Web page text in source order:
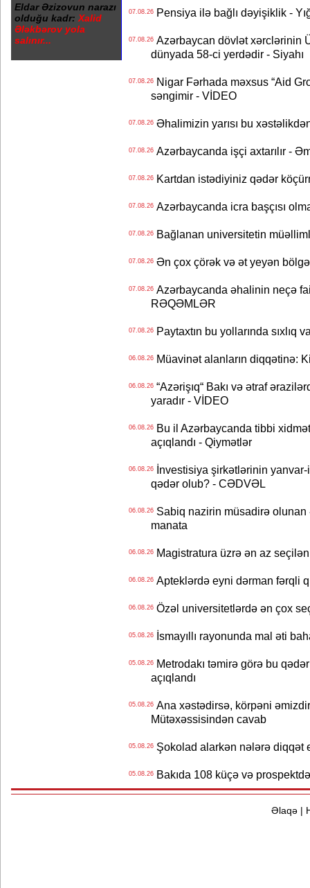
Eldar Əzizovun narazı
olduğu kadr: Xalid
Ələkbərov yola
salınır...
07.08.26Pensiya ilə bağlı dəyişiklik -
07.08.26Azərbaycan dövlət xərclərinin
dünyada 58-ci yerdədir - Siyahı
07.08.26Nigar Fərhada məxsus “Aid
səngimir - VİDEO
07.08.26Əhalimizin yarısı bu
07.08.26Azərbaycanda işçi axtarılır -
07.08.26Kartdan istədiyiniz qədər
07.08.26Azərbaycanda icra başçısı
07.08.26Bağlanan universitetin
07.08.26Ən çox çörək və ət yeyən
07.08.26Azərbaycanda əhalinin neçə
RƏQƏMLƏR
07.08.26Paytaxtın bu yollarında sıxlıq
06.08.26Müavinət alanların diqqətinə:
06.08.26“Azərişıq“ Bakı və ətraf
yaradır - VİDEO
06.08.26Bu il Azərbaycanda tibbi
açıqlandı - Qiymətlər
06.08.26İnvestisiya şirkətlərinin yanvar-
qədər olub? - CƏDVƏL
06.08.26Sabiq nazirin müsadirə olunan
manata
06.08.26Magistratura üzrə ən az
06.08.26Apteklərdə eyni dərman fərqli
06.08.26Özəl universitetlərdə ən çox
05.08.26İsmayıllı rayonunda mal əti
05.08.26Metrodakı təmirə görə bu
açıqlandı
05.08.26Ana xəstədirsə, körpəni
Mütəxəssisindən cavab
05.08.26Şokolad alarkən nələrə diqqət
05.08.26Bakıda 108 küçə və
Əlaqə|